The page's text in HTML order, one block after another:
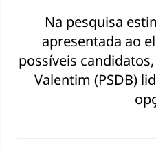
Na pesquisa
apresentada ao
possíveis
Valentim (PSDB)